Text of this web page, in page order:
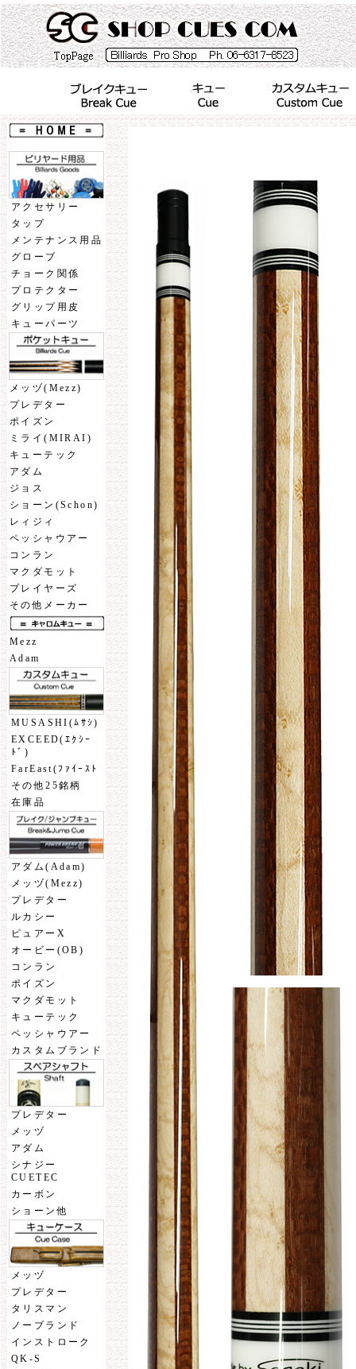
アクセサリー
タップ
メンテナンス用品
グローブ
チョーク関係
プロテクター
グリップ用皮
キューパーツ
メッヅ(Mezz)
プレデター
ポイズン
ミライ(MIRAI)
キューテック
アダム
ジョス
ショーン(Schon)
レィジィ
ペッシャウアー
コンラン
マクダモット
プレイヤーズ
その他メーカー
Mezz
Adam
MUSASHI(ﾑｻｼ)
EXCEED(ｴｸｼｰ
ﾄﾞ)
FarEast(ﾌｧｲｰｽﾄ
その他25銘柄
在庫品
アダム(Adam)
メッヅ(Mezz)
プレデター
ルカシー
ピュアーX
オービー(OB)
コンラン
ポイズン
マクダモット
キューテック
ペッシャウアー
カスタムブランド
プレデター
メッヅ
アダム
シナジー
CUETEC
カーボン
ショーン他
メッヅ
プレデター
タリスマン
ノーブランド
インストローク
QK-S